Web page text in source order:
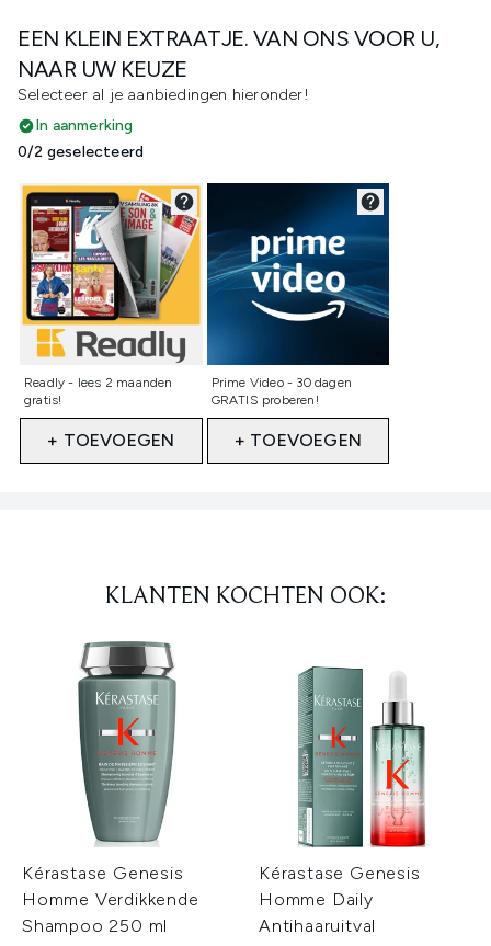
EEN KLEIN EXTRAATJE. VAN ONS VOOR U,
NAAR UW KEUZE
Selecteer al je aanbiedingen hieronder!
In aanmerking
0/2 geselecteerd
Readly - lees 2 maanden
gratis!
Niet geselecteerd
+ TOEVOEGEN
Prime Video - 30 dagen
GRATIS proberen!
Niet geselecteerd
+ TOEVOEGEN
KLANTEN KOCHTEN OOK:
Kérastase Genesis
Homme Verdikkende
Shampoo 250 ml
Kérastase Genesis
Homme Daily
Antihaaruitval